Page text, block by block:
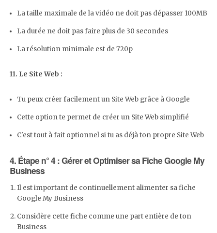
La taille maximale de la vidéo ne doit pas dépasser 100MB
La durée ne doit pas faire plus de 30 secondes
La résolution minimale est de 720p
11. Le Site Web :
Tu peux créer facilement un Site Web grâce à Google
Cette option te permet de créer un Site Web simplifié
C'est tout à fait optionnel si tu as déjà ton propre Site Web
4. Étape n° 4 : Gérer et Optimiser sa Fiche Google My
Business
Il est important de continuellement alimenter sa fiche
Google My Business
Considère cette fiche comme une part entière de ton
Business